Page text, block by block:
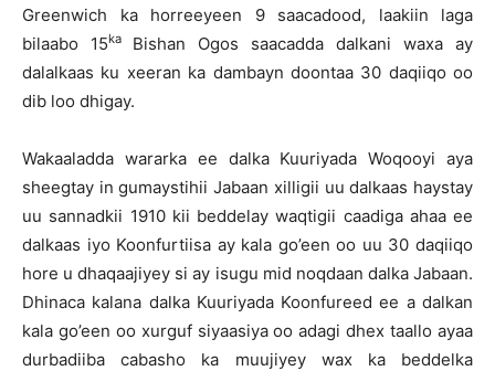
Greenwich ka horreeyeen 9 saacadood, laakiin laga
bilaabo 15ka Bishan Ogos saacadda dalkani waxa ay
dalalkaas ku xeeran ka dambayn doontaa 30 daqiiqo oo
dib loo dhigay.
Wakaaladda wararka ee dalka Kuuriyada Woqooyi aya
sheegtay in gumaystihii Jabaan xilligii uu dalkaas haystay
uu sannadkii 1910 kii beddelay waqtigii caadiga ahaa ee
dalkaas iyo Koonfurtiisa ay kala go’een oo uu 30 daqiiqo
hore u dhaqaajiyey si ay isugu mid noqdaan dalka Jabaan.
Dhinaca kalana dalka Kuuriyada Koonfureed ee a dalkan
kala go’een oo xurguf siyaasiya oo adagi dhex taallo ayaa
durbadiiba cabasho ka muujiyey wax ka beddelka